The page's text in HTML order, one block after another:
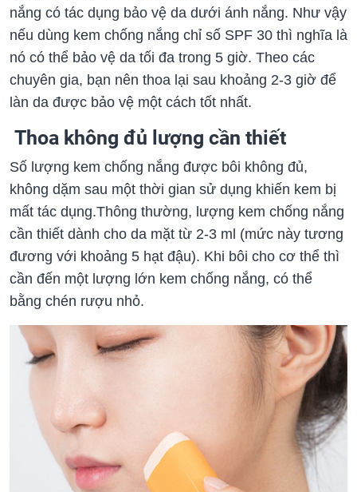
nắng có tác dụng bảo vệ da dưới ánh nắng. Như vậy
nếu dùng kem chống nắng chỉ số SPF 30 thì nghĩa là
nó có thể bảo vệ da tối đa trong 5 giờ. Theo các
chuyên gia, bạn nên thoa lại sau khoảng 2-3 giờ để
làn da được bảo vệ một cách tốt nhất.
Thoa không đủ lượng cần thiết
Số lượng kem chống nắng được bôi không đủ,
không dặm sau một thời gian sử dụng khiến kem bị
mất tác dụng.Thông thường, lượng kem chống nắng
cần thiết dành cho da mặt từ 2-3 ml (mức này tương
đương với khoảng 5 hạt đậu). Khi bôi cho cơ thể thì
cần đến một lượng lớn kem chống nắng, có thể
bằng chén rượu nhỏ.